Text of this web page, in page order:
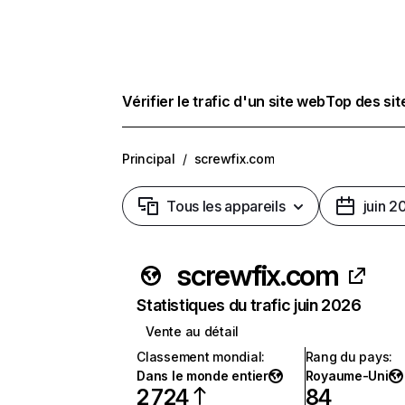
Vérifier le trafic d'un site webTop des
Principal / screwfix.com
Tous les appareils juin
screwfix.com
Statistiques du trafic juin 2026
Vente au détail
Classement mondial:
Dans le monde entier
2 724
Rang du pays:
Royaume-Uni
84